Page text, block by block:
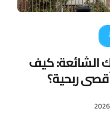
الشائعة: كيف
ربحية؟